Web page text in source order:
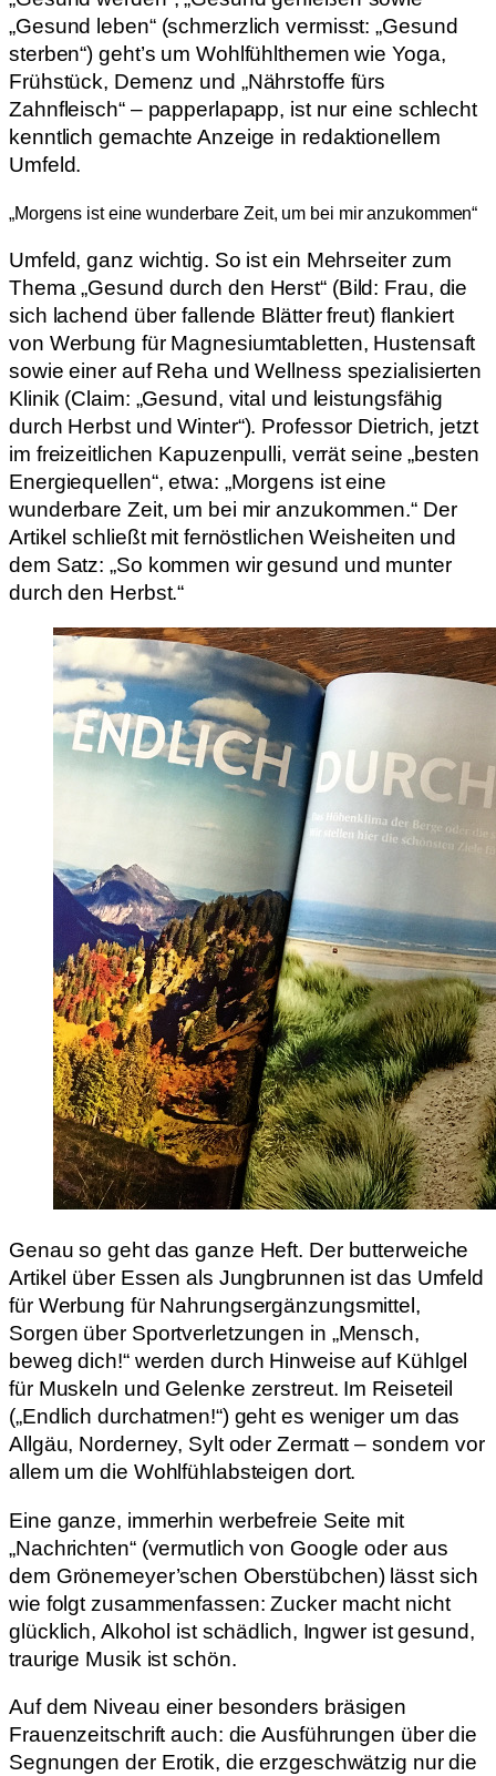
„Gesund leben“ (schmerzlich vermisst: „Gesund
sterben“) geht’s um Wohlfühlthemen wie Yoga,
Frühstück, Demenz und „Nährstoffe fürs
Zahnfleisch“ – papperlapapp, ist nur eine schlecht
kenntlich gemachte Anzeige in redaktionellem
Umfeld.
„Morgens ist eine wunderbare Zeit, um bei mir anzukommen“
Umfeld, ganz wichtig. So ist ein Mehrseiter zum
Thema „Gesund durch den Herst“ (Bild: Frau, die
sich lachend über fallende Blätter freut) flankiert
von Werbung für Magnesiumtabletten, Hustensaft
sowie einer auf Reha und Wellness spezialisierten
Klinik (Claim: „Gesund, vital und leistungsfähig
durch Herbst und Winter“). Professor Dietrich, jetzt
im freizeitlichen Kapuzenpulli, verrät seine „besten
Energiequellen“, etwa: „Morgens ist eine
wunderbare Zeit, um bei mir anzukommen.“ Der
Artikel schließt mit fernöstlichen Weisheiten und
dem Satz: „So kommen wir gesund und munter
durch den Herbst.“
Genau so geht das ganze Heft. Der butterweiche
Artikel über Essen als Jungbrunnen ist das Umfeld
für Werbung für Nahrungsergänzungsmittel,
Sorgen über Sportverletzungen in „Mensch,
beweg dich!“ werden durch Hinweise auf Kühlgel
für Muskeln und Gelenke zerstreut. Im Reiseteil
(„Endlich durchatmen!“) geht es weniger um das
Allgäu, Norderney, Sylt oder Zermatt – sondern vor
allem um die Wohlfühlabsteigen dort.
Eine ganze, immerhin werbefreie Seite mit
„Nachrichten“ (vermutlich von Google oder aus
dem Grönemeyer’schen Oberstübchen) lässt sich
wie folgt zusammenfassen: Zucker macht nicht
glücklich, Alkohol ist schädlich, Ingwer ist gesund,
traurige Musik ist schön.
Auf dem Niveau einer besonders bräsigen
Frauenzeitschrift auch: die Ausführungen über die
Segnungen der Erotik, die erzgeschwätzig nur die